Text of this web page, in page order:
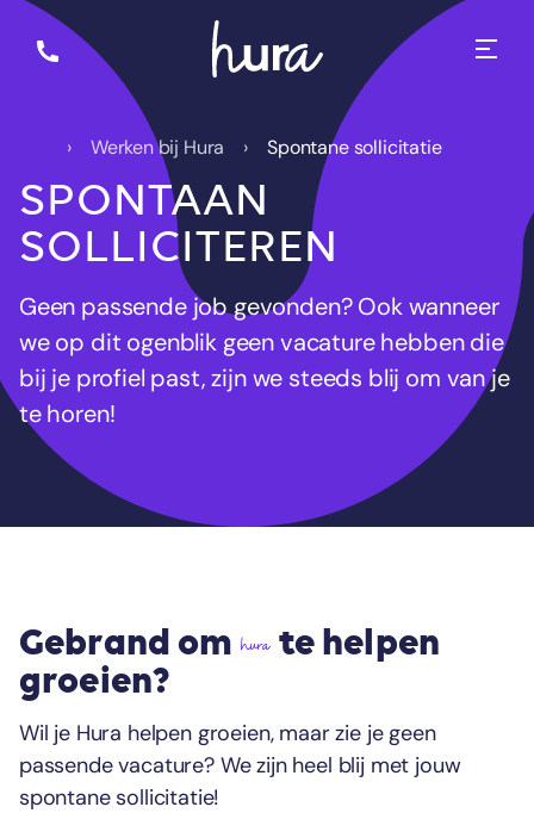
Werken bij Hura Spontane sollicitatie
SPONTAAN
SOLLICITEREN
Geen passende job gevonden? Ook wanneer
we op dit ogenblik geen vacature hebben die
bij je profiel past, zijn we steeds blij om van je
te horen!
Gebrand om hura te helpen
groeien?
Wil je Hura helpen groeien, maar zie je geen
passende vacature? We zijn heel blij met jouw
spontane sollicitatie!